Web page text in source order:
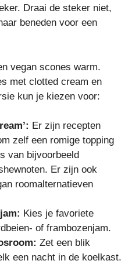
Draai de steker niet,
beneden voor een
vegan scones warm.
met clotted cream en
kun je kiezen voor:
Er zijn recepten
zelf een romige topping
van bijvoorbeeld
Er zijn ook
roomalternatieven
Kies je favoriete
of frambozenjam.
Zet een blik
een nacht in de koelkast.